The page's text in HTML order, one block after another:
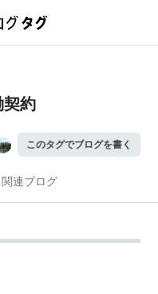
契約
このタグでブログを書く
関連ブログ